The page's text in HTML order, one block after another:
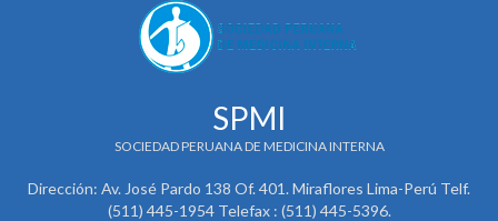
SPMI
SOCIEDAD PERUANA DE MEDICINA INTERNA
Dirección: Av. José Pardo 138 Of. 401. Miraflores Lima-Perú Telf.
(511) 445-1954 Telefax : (511) 445-5396.